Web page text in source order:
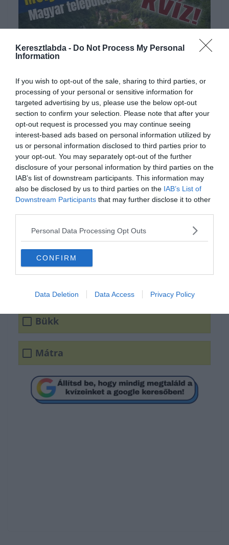
Keresztlabda - Do Not Process My Personal
Information
If you wish to opt-out of the sale, sharing to third parties, or
processing of your personal or sensitive information for
targeted advertising by us, please use the below opt-out
section to confirm your selection. Please note that after your
opt-out request is processed you may continue seeing
interest-based ads based on personal information utilized by
us or personal information disclosed to third parties prior to
your opt-out. You may separately opt-out of the further
disclosure of your personal information by third parties on the
IAB’s list of downstream participants. This information may
also be disclosed by us to third parties on the IAB’s List of
Downstream Participants that may further disclose it to other
Personal Data Processing Opt Outs
CONFIRM
Data Deletion Data Access Privacy Policy
Melyik hegységben
található Visonta?
Vértes
Bükk
Mátra